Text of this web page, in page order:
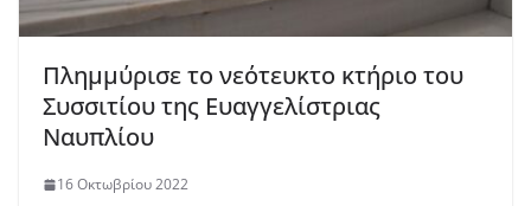
Πλημμύρισε το νεότευκτο κτήριο του
Συσσιτίου της Ευαγγελίστριας
Ναυπλίου
16 Οκτωβρίου 2022